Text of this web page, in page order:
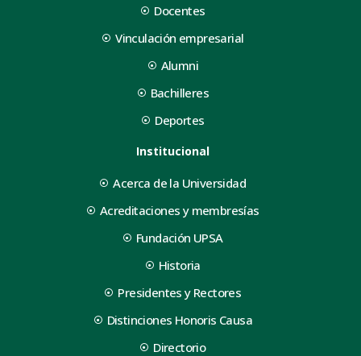
Docentes
Vinculación empresarial
Alumni
Bachilleres
Deportes
Institucional
Acerca de la Universidad
Acreditaciones y membresías
Fundación UPSA
Historia
Presidentes y Rectores
Distinciones Honoris Causa
Directorio